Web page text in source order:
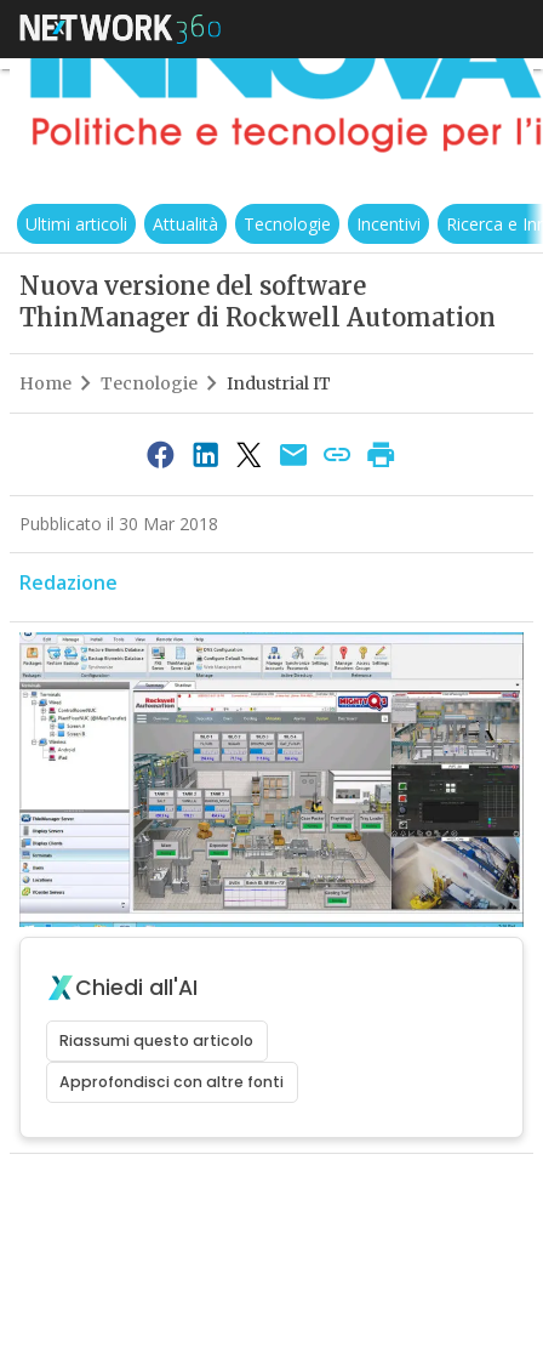
Ultimi articoli Attualità Tecnologie Incentivi Ricerca e
Nuova versione del software
ThinManager di Rockwell Automation
Home Tecnologie Industrial IT
Pubblicato il 30 Mar 2018
Redazione
Chiedi all'AI
Riassumi questo articolo
Approfondisci con altre fonti